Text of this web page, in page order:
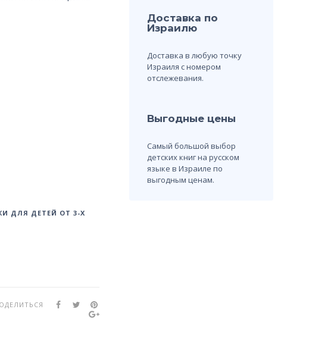
ДЛЯ ДЕТЕЙ ОТ 3-Х
Доставка по
Израилю
Доставка в любую точку
Израиля с номером
отслежевания.
Выгодные цены
Самый большой выбор
детских книг на русском
языке в Израиле по
выгодным ценам.